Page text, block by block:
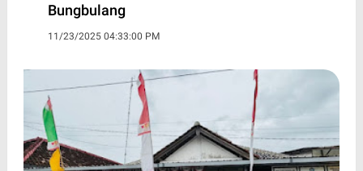
Bungbulang
11/23/2025 04:33:00 PM